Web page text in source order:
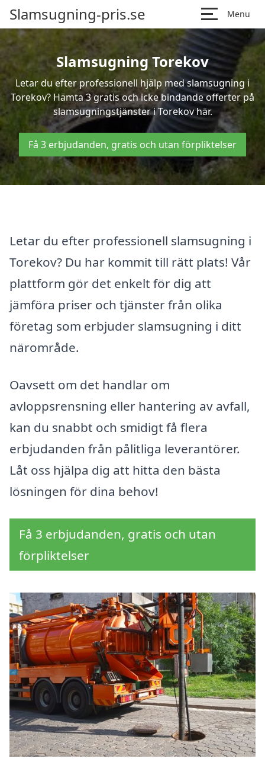
Slamsugning-pris.se Menu
Slamsugning Torekov
Letar du efter professionell hjälp med slamsugning i
Torekov? Hämta 3 gratis och icke bindande offerter på
slamsugningstjänster i Torekov här.
Få 3 erbjudanden, gratis och utan förpliktelser
Letar du efter professionell slamsugning i
Torekov? Du har kommit till rätt plats! Vår
plattform gör det enkelt för dig att
jämföra priser och tjänster från olika
företag som erbjuder slamsugning i ditt
närområde.
Oavsett om det handlar om
avloppsrensning eller hantering av avfall,
kan du snabbt och smidigt få flera
erbjudanden från pålitliga leverantörer.
Låt oss hjälpa dig att hitta den bästa
lösningen för dina behov!
Få 3 erbjudanden, gratis och utan
förpliktelser